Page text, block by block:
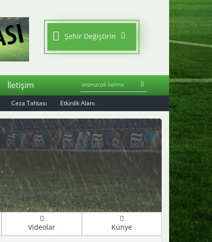
Şehir Değiştirin
İletişim
Ceza Tahtası Etkinlik Alanı
Videolar Künye